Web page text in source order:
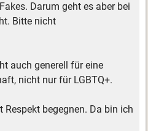
Darum geht es aber bei
Bitte nicht
auch generell für eine
nicht nur für LGBTQ+.
Respekt begegnen. Da bin ich